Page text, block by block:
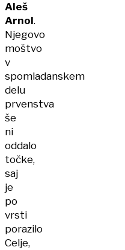
Aleš
Arnol.
Njegovo
moštvo
v
spomladanskem
delu
prvenstva
še
ni
oddalo
točke,
saj
je
po
vrsti
porazilo
Celje,